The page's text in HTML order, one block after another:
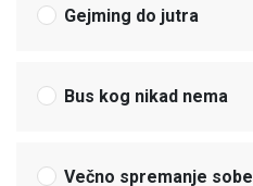
Gejming do jutra
Bus kog nikad nema
Večno spremanje sobe